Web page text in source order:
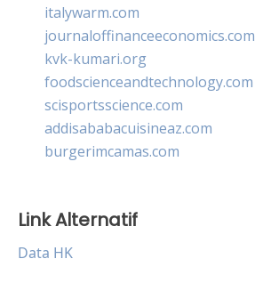
italywarm.com
journaloffinanceeconomics.com
kvk-kumari.org
foodscienceandtechnology.com
scisportsscience.com
addisababacuisineaz.com
burgerimcamas.com
Link Alternatif
Data HK